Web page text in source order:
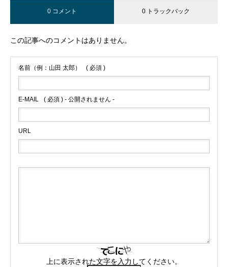
0 コメント 0 トラックバック
この記事へのコメントはありません。
名前（例：山田 太郎） ( 必須 )
E-MAIL ( 必須 ) - 公開されません -
URL
上に表示された文字を入力してください。